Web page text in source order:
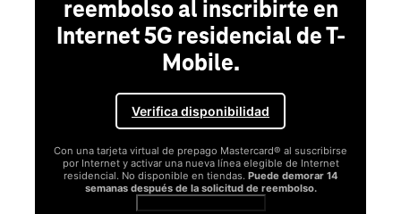
reembolso al inscribirte en
Internet 5G residencial de T-
Mobile.
Verifica disponibilidad
Con una tarjeta virtual de prepago Mastercard® al suscribirse
por Internet y activar una nueva línea elegible de Internet
residencial. No disponible en tiendas. Puede demorar 14
semanas después de la solicitud de reembolso.